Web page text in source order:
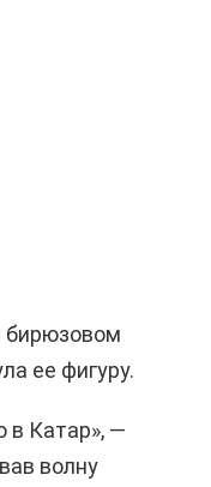
бирюзовом
ее фигуру.
в Катар», —
волну